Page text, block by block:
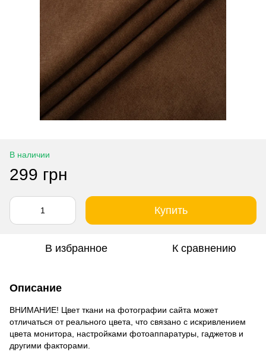
В наличии
299 грн
Купить
В избранное К сравнению
Описание
ВНИМАНИЕ! Цвет ткани на фотографии сайта может
отличаться от реального цвета, что связано с искривлением
цвета монитора, настройками фотоаппаратуры, гаджетов и
другими факторами.